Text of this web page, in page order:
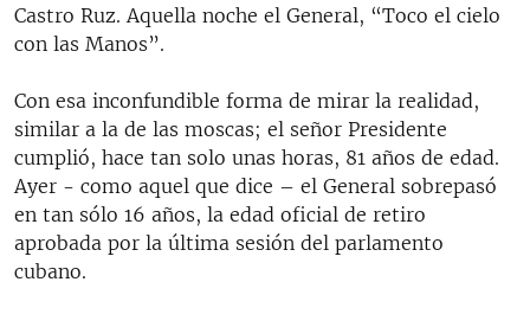
LA INVASIÓN DE RUSIA A UCRANIA
Castro Ruz. Aquella noche el General, “Toco el cielo
con las Manos”.
Con esa inconfundible forma de mirar la realidad,
similar a la de las moscas; el señor Presidente
cumplió, hace tan solo unas horas, 81 años de edad.
Ayer - como aquel que dice – el General sobrepasó
en tan sólo 16 años, la edad oficial de retiro
aprobada por la última sesión del parlamento
cubano.